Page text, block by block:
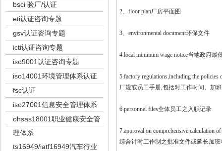
bsci 验厂/认证
eti认证咨询专题
gsv认证咨询专题
icti认证咨询专题
iso9001认证咨询专题
iso14001环境管理体系认证
fsc认证
iso27001信息安全管理体系
ohsas18001职业健康安全管
理体系
ts16949/iatf16949汽车行业
2、floor plan厂房平面图
3、environmental document环保文件
4.local minimum wage notice当地政府
5.factory regulations,including the policies
厂规或员工手册,包括对工作时间、加
6.personnel files全体员工之入职记录
7.approval on comprehensive calculation
综合计时工作制之批准文件或延长加班